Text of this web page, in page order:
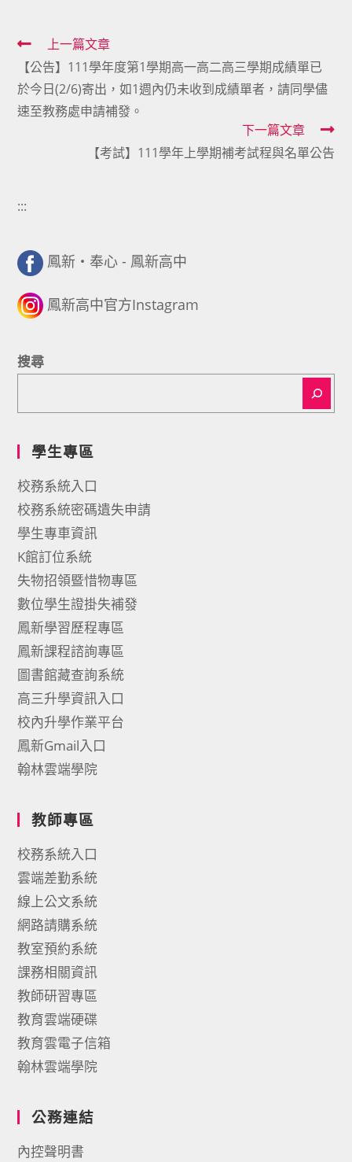
Read
more
articles
上一篇文章
【公告】111學年度第1學期高一高二高三學期成績單已
於今日(2/6)寄出，如1週內仍未收到成績單者，請同學儘
速至教務處申請補發。
下一篇文章
【考試】111學年上學期補考試程與名單公告
:::
鳳新・奉心 - 鳳新高中
鳳新高中官方Instagram
搜尋
學生專區
校務系統入口
校務系統密碼遺失申請
學生專車資訊
K館訂位系統
失物招領暨惜物專區
數位學生證掛失補發
鳳新學習歷程專區
鳳新課程諮詢專區
圖書館藏查詢系統
高三升學資訊入口
校內升學作業平台
鳳新Gmail入口
翰林雲端學院
教師專區
校務系統入口
雲端差勤系統
線上公文系統
網路請購系統
教室預約系統
課務相關資訊
教師研習專區
教育雲端硬碟
教育雲電子信箱
翰林雲端學院
公務連結
內控聲明書